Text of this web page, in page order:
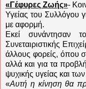
«Γέφυρες Ζωής»-
Υγείας του Συλλόγου
με αφορμή.
Εκεί συνάντησαν
Συνεταιριστικής
άλλους φορείς, όπου
αλλά και για τα
ψυχικής υγείας και
«Αυτή η κίνηση θα